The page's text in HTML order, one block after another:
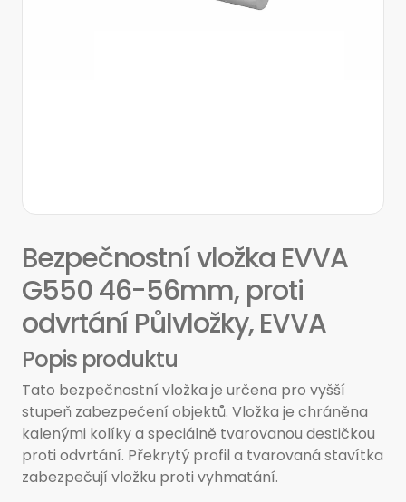
Bezpečnostní vložka EVVA
G550 46-56mm, proti
odvrtání Půlvložky, EVVA
Popis produktu
Tato bezpečnostní vložka je určena pro vyšší
stupeň zabezpečení objektů. Vložka je chráněna
kalenými kolíky a speciálně tvarovanou destičkou
proti odvrtání. Překrytý profil a tvarovaná stavítka
zabezpečují vložku proti vyhmatání.